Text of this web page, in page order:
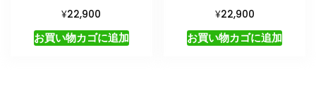
¥22,900
お買い物カゴに追加
¥22,900
お買い物カゴに追加